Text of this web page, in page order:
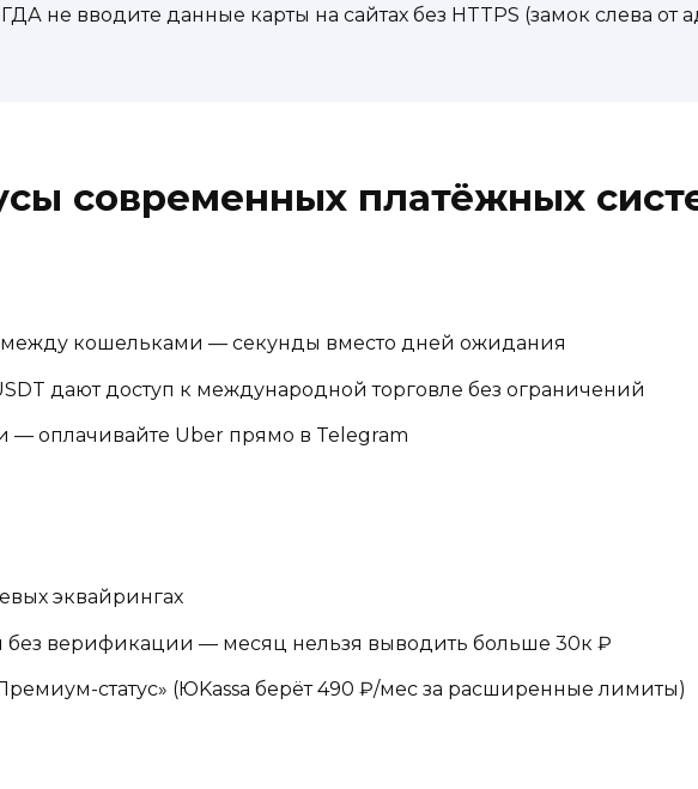
не вводите данные карты на сайтах без HTTPS (замок слева от
современных платёжных
кошельками — секунды вместо дней ожидания
дают доступ к международной торговле без ограничений
— оплачивайте Uber прямо в Telegram
эквайрингах
верификации — месяц нельзя выводить больше 30к ₽
статус» (ЮKassa берёт 490 ₽/мес за расширенные лимиты)